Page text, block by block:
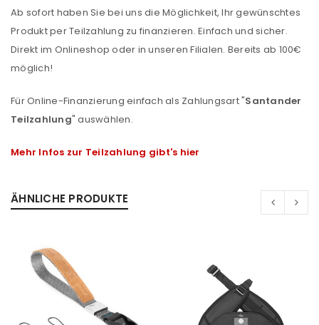
Ab sofort haben Sie bei uns die Möglichkeit, Ihr gewünschtes
Produkt per Teilzahlung zu finanzieren. Einfach und sicher.
Direkt im Onlineshop oder in unseren Filialen. Bereits ab 100€
möglich!
Für Online-Finanzierung einfach als Zahlungsart "Santander
Teilzahlung" auswählen.
Mehr Infos zur Teilzahlung gibt's hier
ÄHNLICHE PRODUKTE